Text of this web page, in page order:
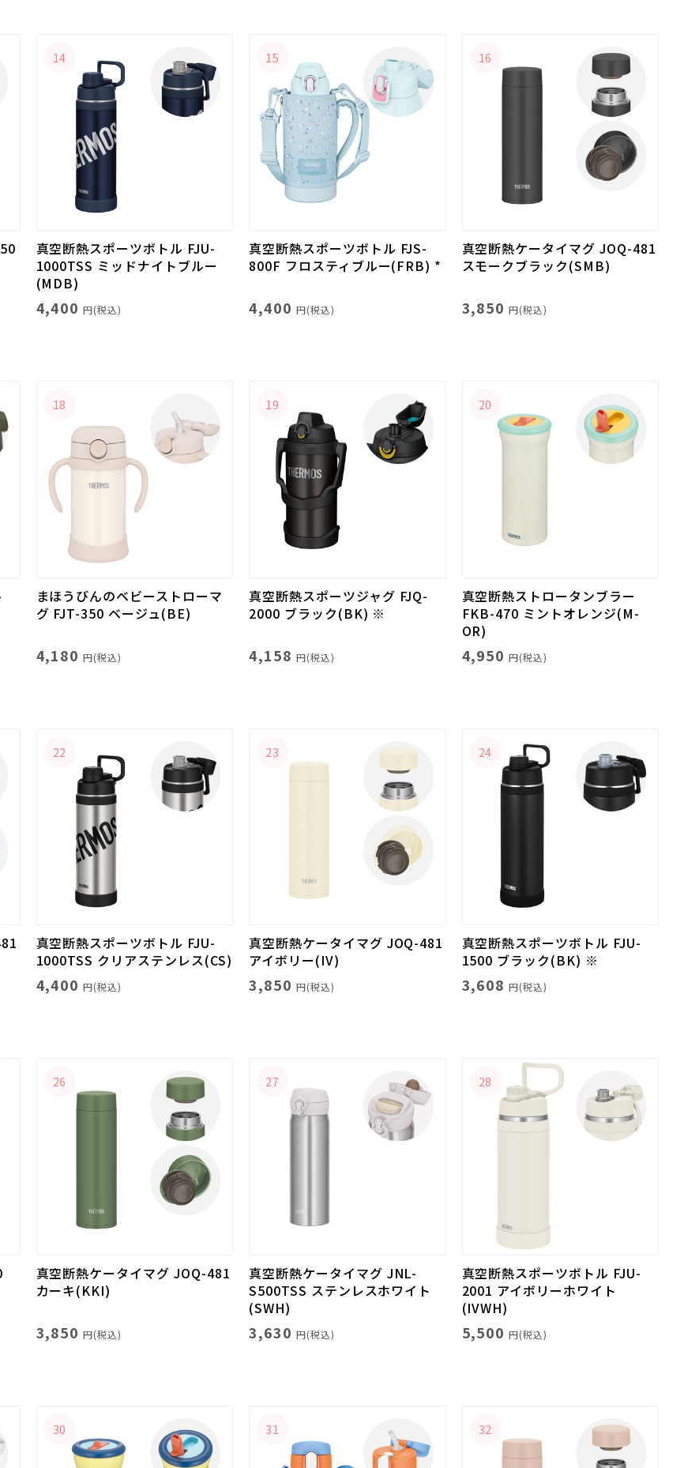
14
真空断熱スポーツボトル FJU-
1000TSS ミッドナイトブルー
(MDB)
4,400円(税込)
15
真空断熱スポーツボトル FJS-
800F フロスティブルー(FRB) *
4,400 円(税込)
16
真空断熱ケータイマグ JOQ-481
スモークブラック(SMB)
3,850円(税込)
18
まほうびんのベビーストローマ
グ FJT-350 ベージュ(BE)
4,180円(税込)
19
真空断熱スポーツジャグ FJQ-
2000 ブラック(BK) ※
4,158 円(税込)
20
真空断熱ストロータンブラー
FKB-470 ミントオレンジ(M-
OR)
4,950円(税込)
22
真空断熱スポーツボトル FJU-
1000TSS クリアステンレス(CS)
4,400円(税込)
23
真空断熱ケータイマグ JOQ-481
アイボリー(IV)
3,850 円(税込)
24
真空断熱スポーツボトル FJU-
1500 ブラック(BK) ※
3,608円(税込)
26
真空断熱ケータイマグ JOQ-481
カーキ(KKI)
3,850円(税込)
27
真空断熱ケータイマグ JNL-
S500TSS ステンレスホワイト
(SWH)
3,630 円(税込)
28
真空断熱スポーツボトル FJU-
2001 アイボリーホワイト
(IVWH)
5,500円(税込)
30 31 32